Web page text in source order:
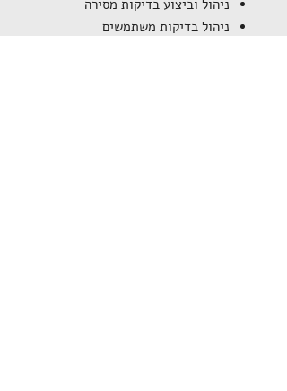
ניהול וביצוע בדיקות מסירה
ניהול בדיקות משתמשים